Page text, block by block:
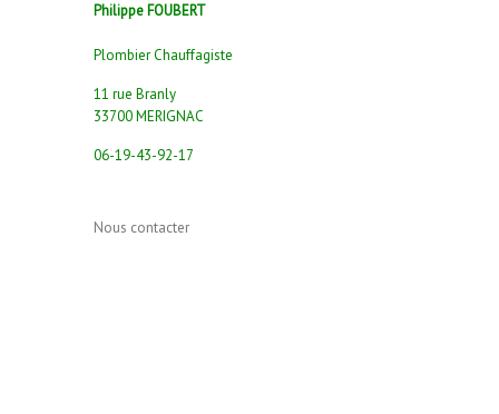
Philippe FOUBERT
Plombier Chauffagiste
11 rue Branly
33700 MERIGNAC
06-19-43-92-17
Nous contacter